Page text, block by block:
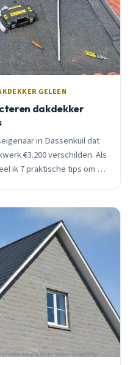
GELEEN
dakdekker
in Dassenkuil dat
€3.200 verschilden. Als
ik 7 praktische tips om tot